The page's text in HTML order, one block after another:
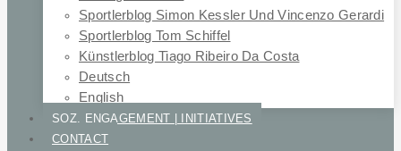
Sportlerblog Simon Kessler Und Vincenzo Gerardi
Sportlerblog Tom Schiffel
Künstlerblog Tiago Ribeiro Da Costa
Deutsch
English
SOZ. ENGAGEMENT | INITIATIVES
CONTACT